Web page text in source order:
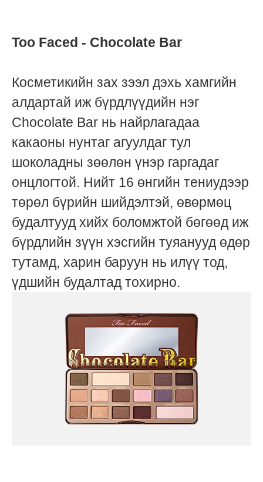
Too Faced - Chocolate Bar
Косметикийн зах зээл дэхь хамгийн
алдартай иж бүрдлүүдийн нэг
Chocolate Bar нь найрлагадаа
какаоны нунтаг агуулдаг тул
шоколадны зөөлөн үнэр гаргадаг
онцлогтой. Нийт 16 өнгийн тениудээр
төрөл бүрийн шийдэлтэй, өвөрмөц
будалтууд хийх боломжтой бөгөөд иж
бүрдлийн зүүн хэсгийн туяанууд өдөр
тутамд, харин баруун нь илүү тод,
үдшийн будалтад тохирно.